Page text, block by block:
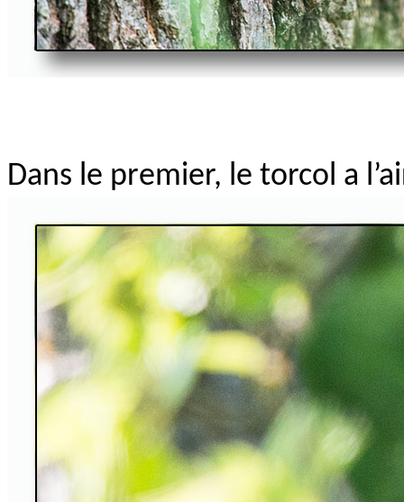
Dans le premier, le torcol a